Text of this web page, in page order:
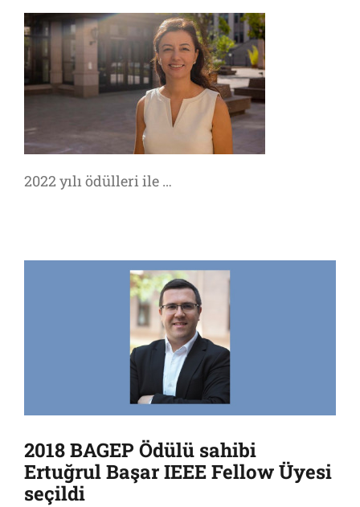
2022 yılı ödülleri ile …
2018 BAGEP Ödülü sahibi
Ertuğrul Başar IEEE Fellow Üyesi
seçildi